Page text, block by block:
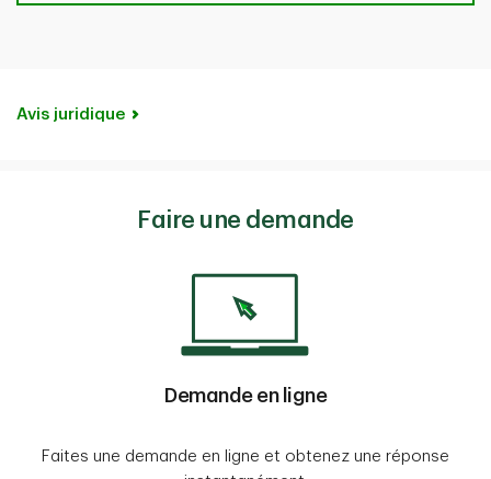
Avis juridique
Faire une demande
Demande en ligne
Faites une demande en ligne et obtenez une réponse